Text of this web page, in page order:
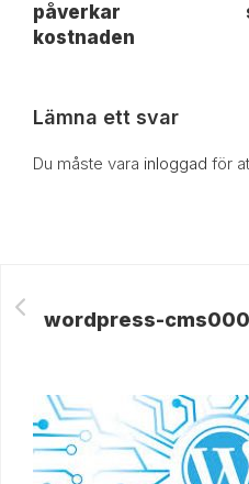
påverkar
kostnaden
Lämna ett svar
Du måste vara inloggad för
wordpress-